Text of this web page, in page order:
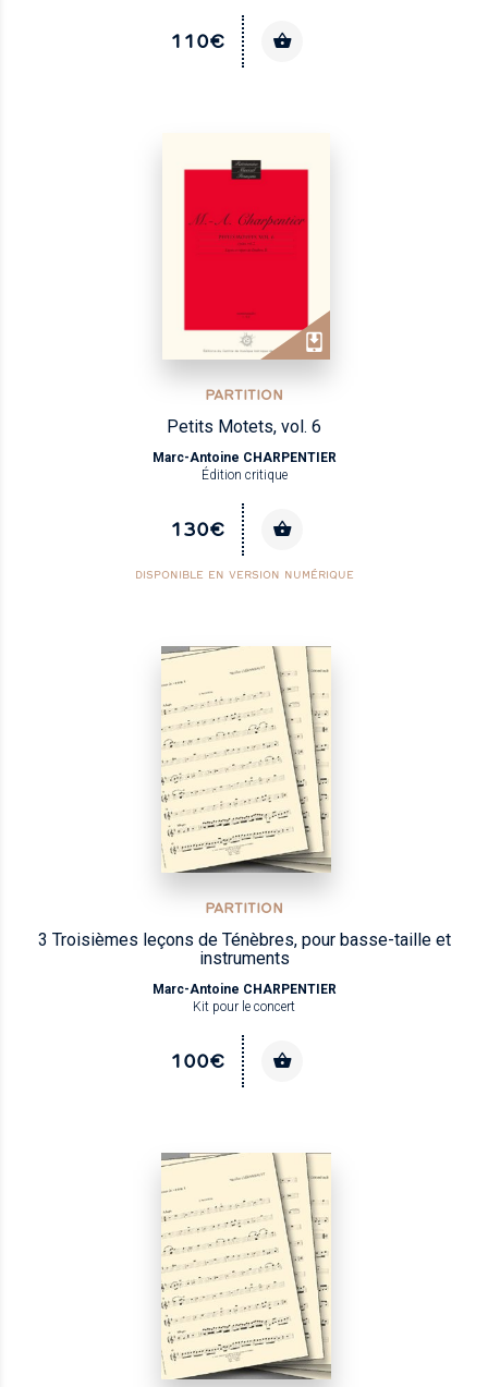
110€
PARTITION
Petits Motets, vol. 6
Marc-Antoine CHARPENTIER
Édition critique
130€
DISPONIBLE EN VERSION NUMÉRIQUE
PARTITION
3 Troisièmes leçons de Ténèbres, pour basse-taille et
instruments
Marc-Antoine CHARPENTIER
Kit pour le concert
100€